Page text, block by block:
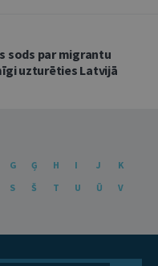
sods par migrantu
uzturēties Latvijā
G Ģ H I J
K
S Š T U Ū
V